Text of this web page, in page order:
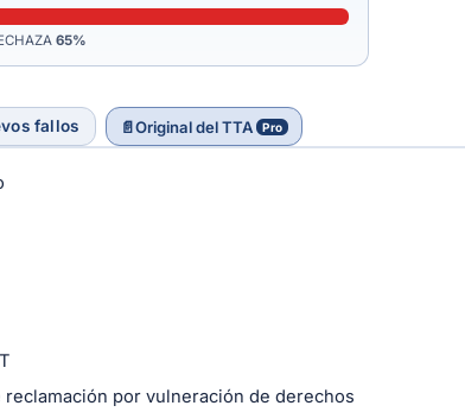
65%
fallos 📄Original del TTA Pro
por vulneración de derechos